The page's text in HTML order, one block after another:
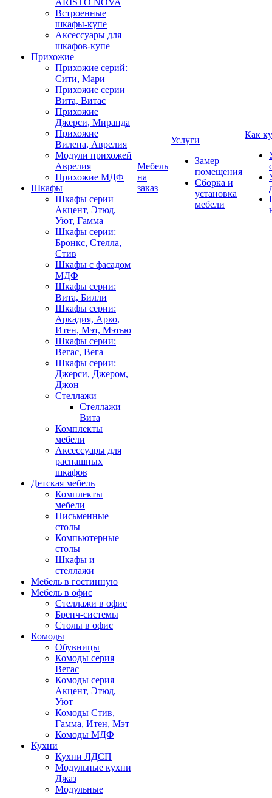
ARISTO NOVA
Встроенные
шкафы-купе
Аксессуары для
шкафов-купе
Прихожие
Прихожие серий:
Сити, Мари
Прихожие серии
Вита, Витас
Прихожие
Джерси, Миранда
Прихожие
Вилена, Аврелия
Модули прихожей
Аврелия
Прихожие МДФ
Шкафы
Шкафы серии
Акцент, Этюд,
Уют, Гамма
Шкафы серии:
Бронкс, Стелла,
Стив
Шкафы с фасадом
МДФ
Шкафы серии:
Вита, Билли
Шкафы серии:
Аркадия, Арко,
Итен, Мэт, Мэтью
Шкафы серии:
Вегас, Вега
Шкафы серии:
Джерси, Джером,
Джон
Стеллажи
Стеллажи
Вита
Комплекты
мебели
Аксессуары для
распашных
шкафов
Детская мебель
Комплекты
мебели
Письменные
столы
Компьютерные
столы
Шкафы и
стеллажи
Мебель в гостинную
Мебель в офис
Стеллажи в офис
Бренч-системы
Столы в офис
Комоды
Обувницы
Комоды серия
Вегас
Комоды серия
Акцент, Этюд,
Уют
Комоды Стив,
Гамма, Итен, Мэт
Комоды МДФ
Кухни
Кухни ЛДСП
Модульные кухни
Джаз
Модульные
Мебель
на
заказ
Услуги
Замер
помещения
Сборка и
установка
мебели
Как